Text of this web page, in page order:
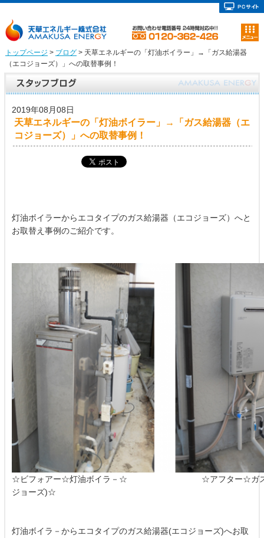
トップページ > ブログ> 天草エネルギーの「灯油ボイラー」→「ガス給湯器
（エコジョーズ）」への取替事例！
2019年08月08日
天草エネルギーの「灯油ボイラー」→「ガス給湯器（エ
コジョーズ）」への取替事例！
灯油ボイラーからエコタイプのガス給湯器（エコジョーズ）へと
お取替え事例のご紹介です。
☆ビフォアー☆灯油ボイラ－☆ ☆アフター☆ガス給
ジョーズ)☆
灯油ボイラ－からエコタイプのガス給湯器(エコジョーズ)へお取